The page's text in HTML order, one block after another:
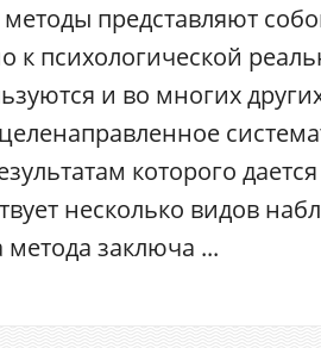
представляют
к психологической
и во многих
которого
несколько видов
заключа ...